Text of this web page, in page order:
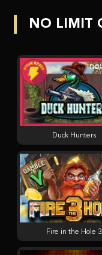
NO LIMIT
Duck Hunters
Fire in the Hole 3